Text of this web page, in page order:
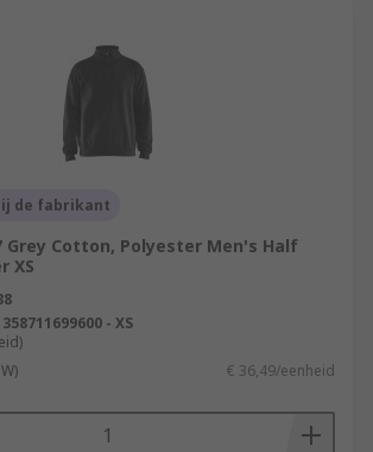
de fabrikant
Grey Cotton, Polyester Men's Half
XS
358711699600 - XS
€ 36,49/eenheid